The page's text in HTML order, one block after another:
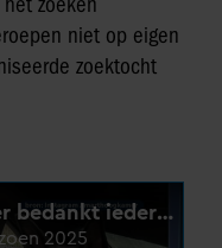
niet op eigen
zoektocht